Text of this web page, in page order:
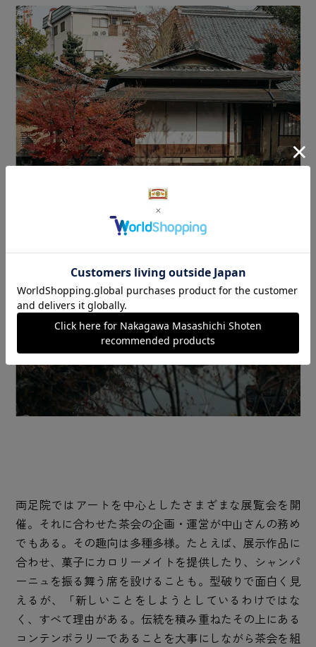
両足院ではアートを中心としたさまざまな展覧会を開
催。それに合わせた茶会の企画・運営が中山さんの務め
でもある。その趣向は多種多様。たとえば、展示作品に
合わせ、菓子にカロリーメイトを提供したり、シャンパ
ーニュを振る舞う席を設けることも。型破りで面白く見
えるが、「新しいことをしようとしているわけではな
く、すべて理由がある。伝統を積み重ねたその上にある
コンテンポラリーであることを大事にしながら茶会を組